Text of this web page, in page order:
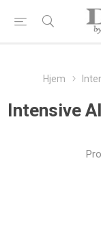
Hjem
Intensive